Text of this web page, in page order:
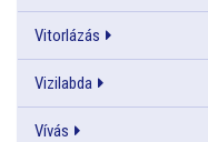
Vitorlázás
Vizilabda
Vívás